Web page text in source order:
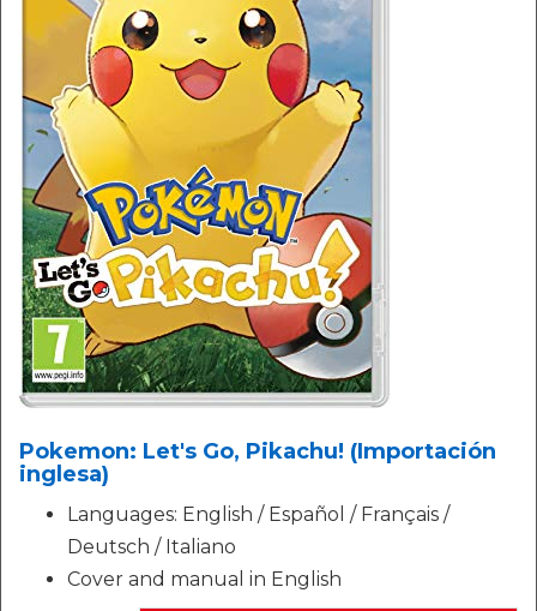
Pokemon: Let's Go, Pikachu! (Importación
inglesa)
Languages: English / Español / Français /
Deutsch / Italiano
Cover and manual in English